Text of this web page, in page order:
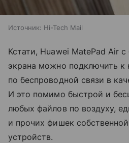
Источник: Hi-Tech Mail
Кстати, Huawei MatePad Air
экрана можно подключить к
по беспроводной связи в
И это помимо быстрой и
любых файлов по воздуху,
и прочих фишек
устройств.